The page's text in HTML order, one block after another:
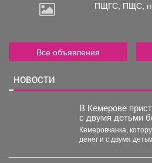
ПЩГС, ПЩС,
Все объявления
НОВОСТИ
В Кемерове
с двумя детьми
Кемеровчанка,
денег и с двумя